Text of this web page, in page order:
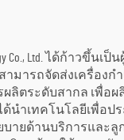
Co., Ltd.
ถจัดส่งเครื่องกำเ
ลิตระดับสากล เพื่
งได้นำเทคโนโลยี
ายด้านบริการแล